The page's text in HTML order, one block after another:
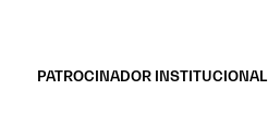
PATROCINADOR INSTITUCIONAL